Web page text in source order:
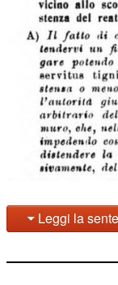
Leggi la